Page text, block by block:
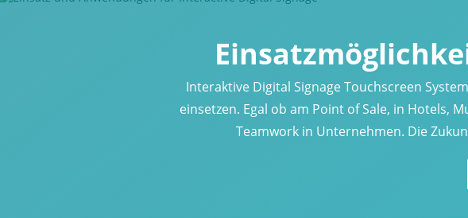
Interaktive Digital Signage Touchscreen
einsetzen. Egal ob am Point of Sale, in Hotels,
Teamwork in Unternehmen. Die